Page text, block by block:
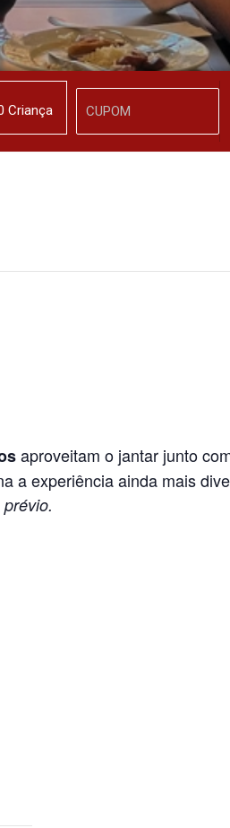
aproveitam o jantar junto
a experiência ainda mais
Criança